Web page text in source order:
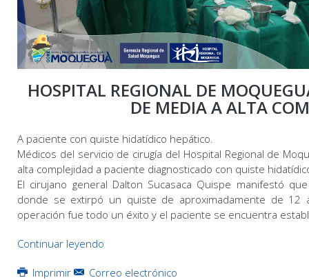
HOSPITAL REGIONAL DE
DE MEDIA A ALTA
A paciente con quiste hidatídico hepático.
Médicos del servicio de cirugía del Hospital Regional de
alta complejidad a paciente diagnosticado con quiste
El cirujano general Dalton Sucasaca Quispe manifestó
donde se extirpó un quiste de aproximadamente de
operación fue todo un éxito y el paciente se encuentra
Continuar leyendo
Imprimir Correo electrónico